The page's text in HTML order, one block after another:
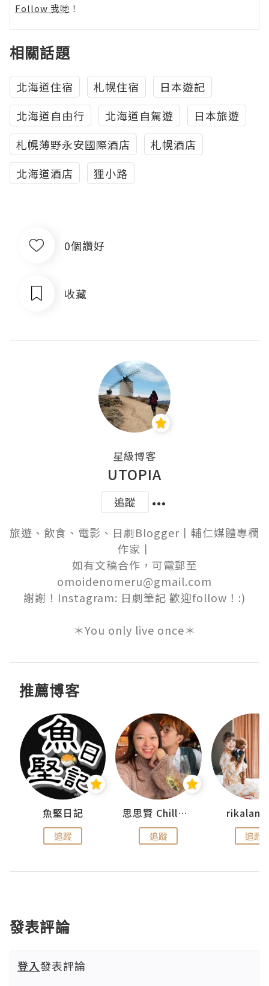
Follow 我哋 ！
相關話題
北海道住宿 札幌住宿
日本遊記
北海道自由行
北海道自駕遊
日本旅遊
札幌薄野永安國際酒店
札幌酒店
北海道酒店
狸小路
0個讚好
收藏
星級博客
UTOPIA
追蹤
旅遊、飲食、電影、日劇Blogger丨輔仁媒體專欄
作家丨
如有文稿合作，可電郵至
omoidenomeru@gmail.com
謝謝！Instagram: 日劇筆記 歡迎follow！:)
＊You only live once＊
推薦博客
魚堅日記
追蹤
思思賢 ChillMyBabe
追蹤 追蹤
發表評論
登入發表評論